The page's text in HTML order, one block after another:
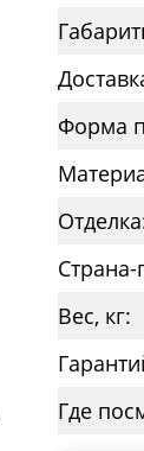
Форма
Вес, кг:
Где